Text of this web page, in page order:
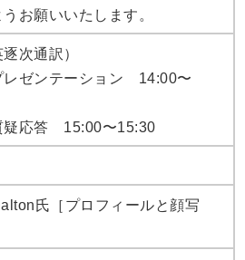
うお願いいたします。
逐次通訳）
レゼンテーション 14:00〜
疑応答 15:00〜15:30
氏［プロフィールと顔写